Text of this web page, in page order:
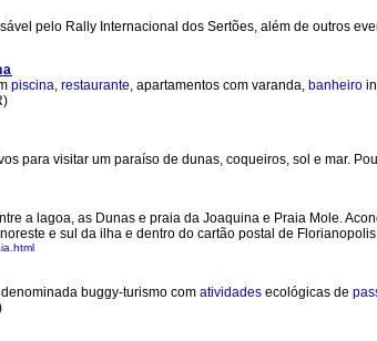
pelo Rally Internacional dos Sertões, além de outros
piscina, restaurante, apartamentos com varanda, banheiro
para visitar um paraíso de dunas, coqueiros, sol e mar.
a lagoa, as Dunas e praia da Joaquina e Praia Mole.
e sul da ilha e dentro do cartão postal de
denominada buggy-turismo com atividades ecológicas de